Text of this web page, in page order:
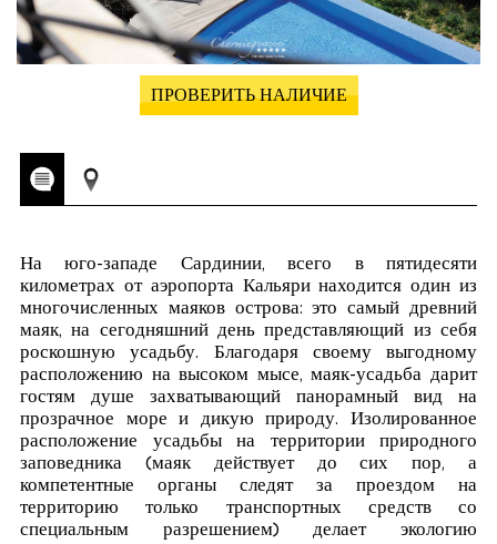
ПРОВЕРИТЬ НАЛИЧИЕ
На юго-западе Сардинии, всего в пятидесяти
километрах от аэропорта Кальяри находится один из
многочисленных маяков острова: это самый древний
маяк, на сегодняшний день представляющий из себя
роскошную усадьбу. Благодаря своему выгодному
расположению на высоком мысе, маяк-усадьба дарит
гостям душе захватывающий панорамный вид на
прозрачное море и дикую природу. Изолированное
расположение усадьбы на территории природного
заповедника (маяк действует до сих пор, а
компетентные органы следят за проездом на
территорию только транспортных средств со
специальным разрешением) делает экологию